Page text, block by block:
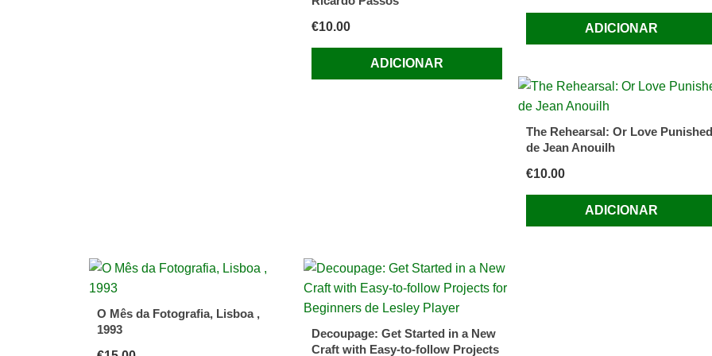
€10.00
ADICIONAR
ADICIONAR
The Rehearsal: Or Love Punished
de Jean Anouilh
€10.00
ADICIONAR
O Mês da Fotografia, Lisboa ,
1993
Decoupage: Get Started in a New
Craft with Easy-to-follow Projects